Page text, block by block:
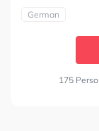
German
175